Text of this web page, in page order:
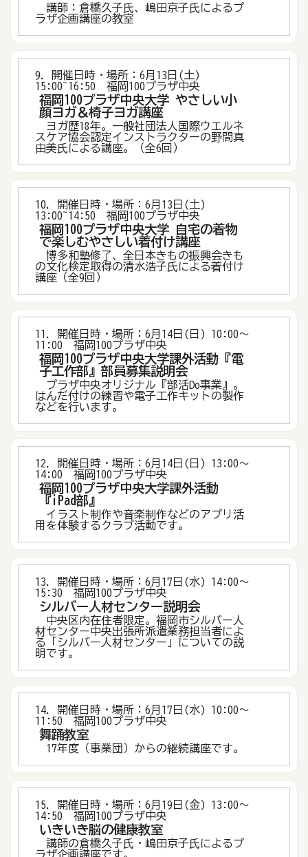
講師：倉橋久子氏、嶋田京子氏によるプ
ラザ企画講座の教室
9．開催日時・場所：6月13日(土)
15:00~16:50 福岡100プラザ中央
福岡100プラザ中央大学 やさしい小
顔ヨガ＆椅子ヨガ講座
ヨガ歴18年。一般社団法人国際ウエルネ
スケア協会認定インストラクターの野間真
由美氏による講座。（全6回）
10．開催日時・場所：6月13日(土)
13:00~14:50 福岡100プラザ中央
福岡100プラザ中央大学 自宅の着物
で楽しむやさしい着付け講座
博多和塾修了、全日本きもの振興会きも
の文化検定取得の清水浩子氏による着付け
講座（全9回）
11．開催日時・場所：6月14日(日) 10:00〜
11:00 福岡100プラザ中央
福岡100プラザ中央大学課外活動『電
子工作部』部員募集説明会
プラザ中央オリジナル『部活Do事業』。
はんだ付けの練習や電子工作キットの製作
などを行います。
12．開催日時・場所：6月14日(日) 13:00〜
14:00 福岡100プラザ中央
福岡100プラザ中央大学課外活動
『iPad部』
イラスト制作や音楽制作などのアプリ活
用を体験するクラブ活動です。
13．開催日時・場所：6月17日(水) 14:00〜
15:30 福岡100プラザ中央
シルバー人材センター説明会
中央区内在住者限定。福岡市シルバー人
材センター中央出張所派遣業務担当者によ
る「シルバー人材センター」についての説
明です。
14．開催日時・場所：6月17日(水) 10:00〜
11:50 福岡100プラザ中央
舞踊教室
17年度（事業団）からの継続講座です。
15．開催日時・場所：6月19日(金) 13:00〜
14:50 福岡100プラザ中央
いきいき脳の健康教室
講師の倉橋久子氏・嶋田京子氏によるプ
ラザ企画講座です。